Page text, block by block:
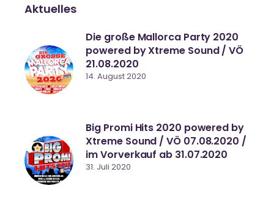
Aktuelles
Die große Mallorca Party 2020
powered by Xtreme Sound / VÖ
21.08.2020
14. August 2020
Big Promi Hits 2020 powered by
Xtreme Sound / VÖ 07.08.2020 /
im Vorverkauf ab 31.07.2020
31. Juli 2020